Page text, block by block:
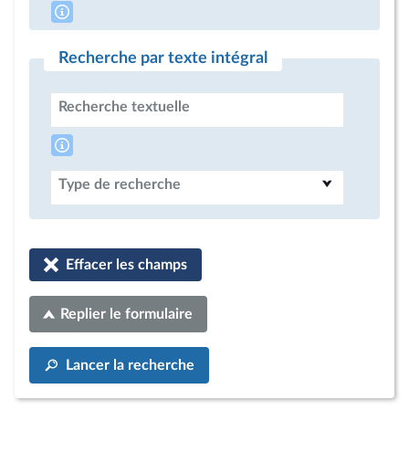
Recherche par texte intégral
Recherche textuelle
Type de recherche
Effacer les champs
Replier le formulaire
Lancer la recherche